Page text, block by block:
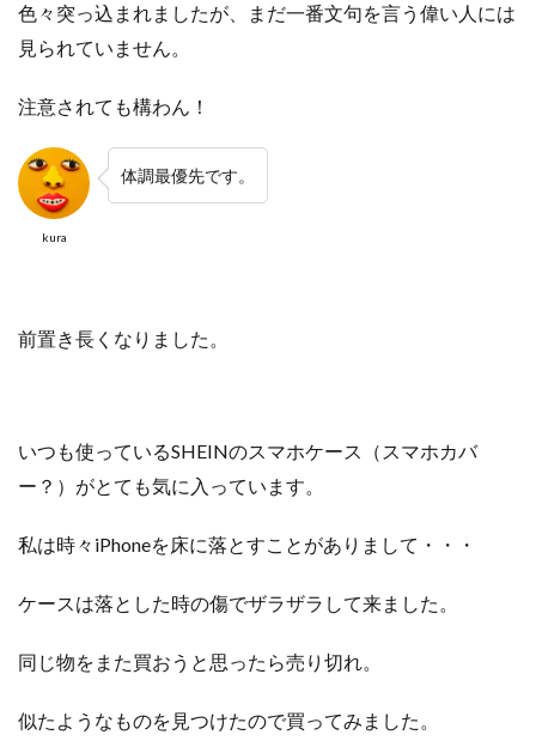
色々突っ込まれましたが、まだ一番文句を言う偉い人には
見られていません。
注意されても構わん！
kura
体調最優先です。
前置き長くなりました。
いつも使っているSHEINのスマホケース（スマホカバ
ー？）がとても気に入っています。
私は時々iPhoneを床に落とすことがありまして・・・
ケースは落とした時の傷でザラザラして来ました。
同じ物をまた買おうと思ったら売り切れ。
似たようなものを見つけたので買ってみました。